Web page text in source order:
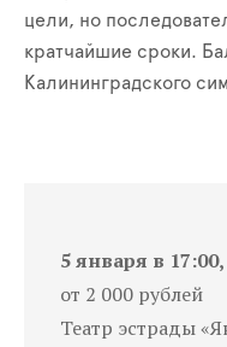
цели, но
кратчайшие сроки.
Калининградского
5 января в
от 2 000 рублей
Театр эстрады